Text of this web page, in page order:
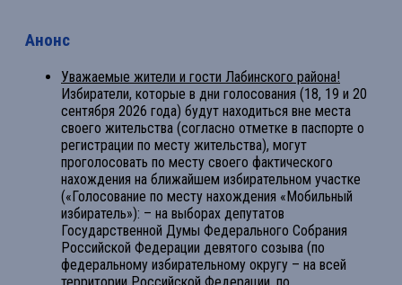
Анонс
Уважаемые жители и гости Лабинского района!
Избиратели, которые в дни голосования (18, 19 и 20
сентября 2026 года) будут находиться вне места
своего жительства (согласно отметке в паспорте о
регистрации по месту жительства), могут
проголосовать по месту своего фактического
нахождения на ближайшем избирательном участке
(«Голосование по месту нахождения «Мобильный
избиратель»): – на выборах депутатов
Государственной Думы Федерального Собрания
Российской Федерации девятого созыва (по
федеральному избирательному округу – на всей
территории Российской Федерации, по